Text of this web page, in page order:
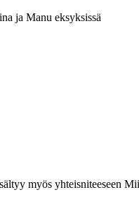
ja Manu eksyksissä
myös yhteisniteeseen